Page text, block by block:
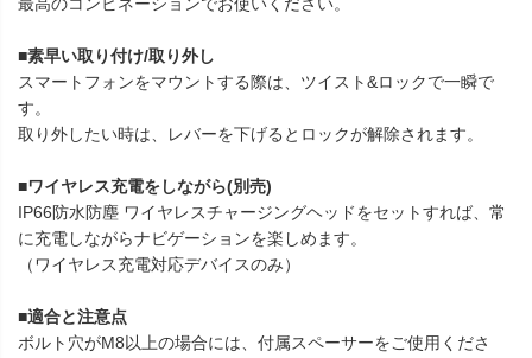
最高のコンビネーションでお使いください。
■素早い取り付け/取り外し
スマートフォンをマウントする際は、ツイスト&ロックで一瞬で
す。
取り外したい時は、レバーを下げるとロックが解除されます。
■ワイヤレス充電をしながら(別売)
IP66防水防塵 ワイヤレスチャージングヘッドをセットすれば、常
に充電しながらナビゲーションを楽しめます。
（ワイヤレス充電対応デバイスのみ）
■適合と注意点
ボルト穴がM8以上の場合には、付属スペーサーをご使用くださ